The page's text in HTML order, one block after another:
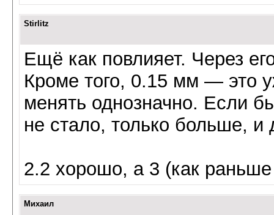
Stirlitz
Ещё как повлияет. Через
Кроме того, 0.15 мм — это
менять однозначно. Если
не стало, только больше, и
2.2 хорошо, а 3 (как
Михаил